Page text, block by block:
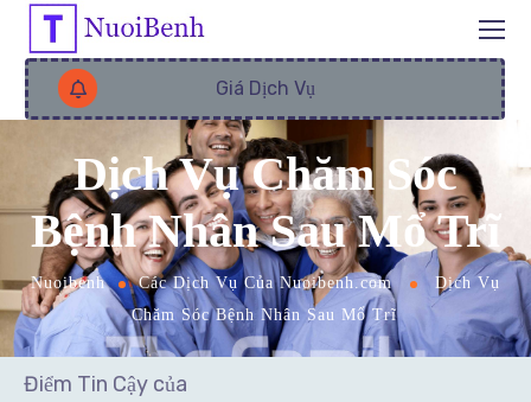
Giá Dịch Vụ
Dịch Vụ Chăm Sóc
Bệnh Nhân Sau Mổ Trĩ
Nuoibenh Các Dịch Vụ Của Nuoibenh.com
Dịch Vụ
Chăm Sóc Bệnh Nhân Sau Mổ Trĩ
Điểm Tin Cậy của